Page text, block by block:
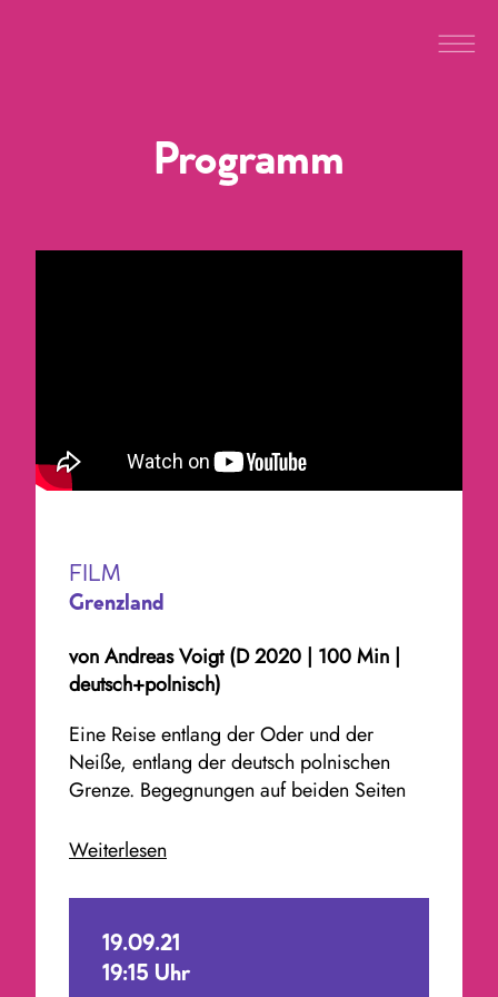
Programm
FILM
Grenzland
vonAndreas Voigt(D 2020 | 100 Min |
deutsch+polnisch)
Eine Reise entlang der Oder und der
Neiße, entlang der deutsch polnischen
Grenze. Begegnungen auf beiden Seiten
Rand – doch aus der Mitte Europas.
Geschichte und ihre Landschaft. Im Süden
Niederschlesien – dort, wo Polen,
Deutschland und Tschechien einander
treffen, in der Mitte das flache Land an der
Weiterlesen
19.09.21
19:15 Uhr